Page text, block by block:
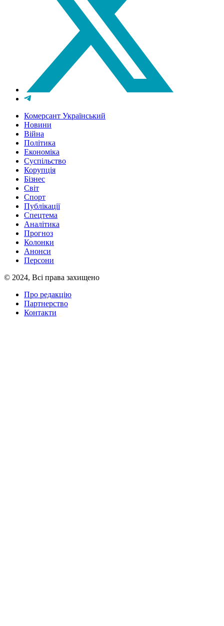
Комерсант Український
Новини
Війна
Політика
Економіка
Суспільство
Корупція
Бізнес
Світ
Спорт
Публікації
Спецтема
Аналітика
Прогноз
Колонки
Анонси
Персони
© 2024, Всі права захищено
Про редакцію
Партнерство
Контакти